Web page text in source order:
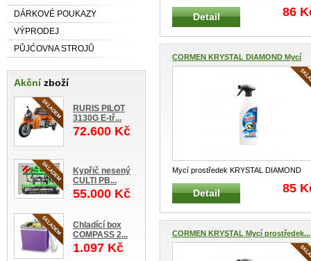
DÁRKOVÉ POUKAZY
VÝPRODEJ
PŮJĆOVNA STROJŮ
Akčnízboží
RURIS PILOT
3130G E-tř...
72.600 Kč
Kypřič nesený
CULTI PB...
55.000 Kč
Chladící box
COMPASS 2...
1.097 Kč
plochy 1L Vhodný k mytí oken, sk...
Detail 86
CORMEN KRYSTAL DIAMOND Mycí
pr...
Mycí prostředek KRYSTAL DIAMOND
univerzální 750 ml Univerzální, prakt...
Detail 85
CORMEN KRYSTAL Mycí prostředek...